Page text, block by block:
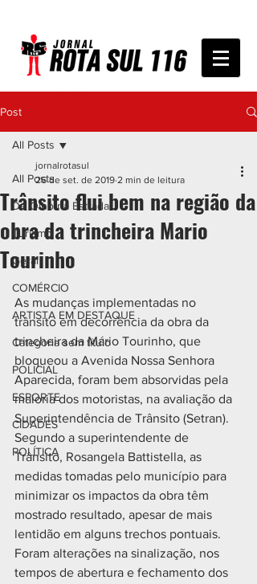
Post
All Posts
De Olho na Estrada
Turismo
Geral
COMÉRCIO
ARTISTA EM DESTAQUE
Categoria sem título
POLICIAL
ESPORTE
CIDADES
POLÍTICA
All Posts
Trânsito flui bem na região da
obra da trincheira Mario
Tourinho
jornalrotasul
26 de set. de 2019 2 min de leitura
As mudanças implementadas no
trânsito em decorrência da obra da
trincheira da Mário Tourinho, que
bloqueou a Avenida Nossa Senhora
Aparecida, foram bem absorvidas pela
maioria dos motoristas, na avaliação da
Superintendência de Trânsito (Setran).
Segundo a superintendente de
Trânsito, Rosangela Battistella, as
medidas tomadas pelo município para
minimizar os impactos da obra têm
mostrado resultado, apesar de mais
lentidão em alguns trechos pontuais.
Foram alterações na sinalização, nos
tempos de abertura e fechamento dos